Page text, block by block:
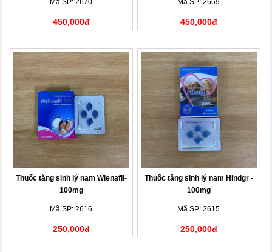
Mã SP: 2670
450,000đ
Mã SP: 2669
450,000đ
Thuốc tăng sinh lý nam Wlenafil-
100mg
Mã SP: 2616
250,000đ
Thuốc tăng sinh lý nam Hindgr -
100mg
Mã SP: 2615
250,000đ